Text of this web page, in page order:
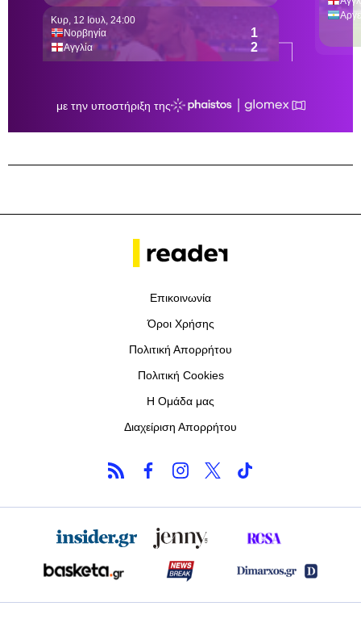
Επικοινωνία
Όροι Χρήσης
Πολιτική Απορρήτου
Πολιτική Cookies
Η Ομάδα μας
Διαχείριση Απορρήτου